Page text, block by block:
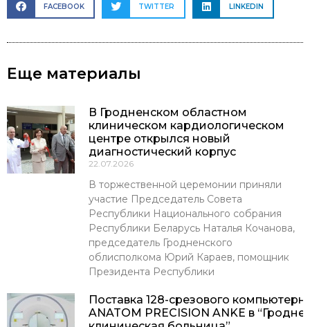
FACEBOOK TWITTER LINKEDIN
Еще материалы
В Гродненском областном
клиническом кардиологическом
центре открылся новый
диагностический корпус
22.07.2026
В торжественной церемонии приняли
участие Председатель Совета
Республики Национального собрания
Республики Беларусь Наталья Кочанова,
председатель Гродненского
облисполкома Юрий Караев, помощник
Президента Республики
Поставка 128-срезового
ANATOM PRECISION ANKE в